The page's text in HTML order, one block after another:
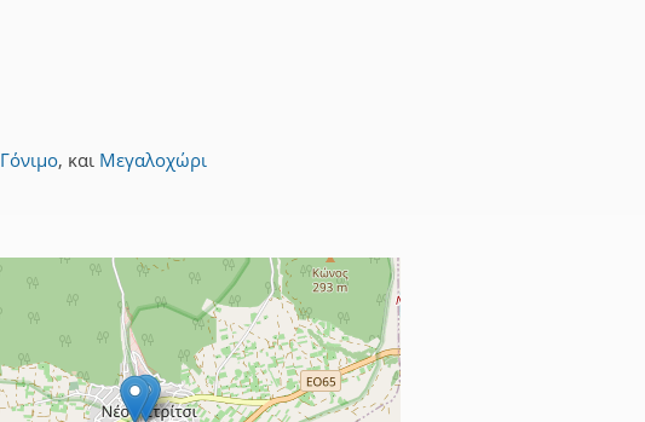
Γόνιμο, και Μεγαλοχώρι